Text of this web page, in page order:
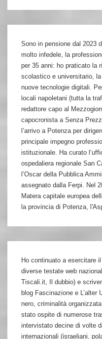
Sono in pensione dal 2023
molto infedele, la
per 35 anni: ho praticato la
scolastico e universitario,
nuove tecnologie digitali.
locali napoletani (tutta la
redattore capo al
capocronista a Senza
l’arrivo a Potenza per
principale impegno
istituzionale. Ha curato
ospedaliera regionale San
l’Oscar della Pubblica
assegnato dalla Ferpi. Nel
Matera capitale europea
la provincia di Potenza,
Ho continuato a esercitare
diverse testate web
Tiscali.it, Il dubbio) e
blog Fascinazione e
nero, criminalità
stato ospite di numerose
intervistato decine di volte
internazionali (israeliani,